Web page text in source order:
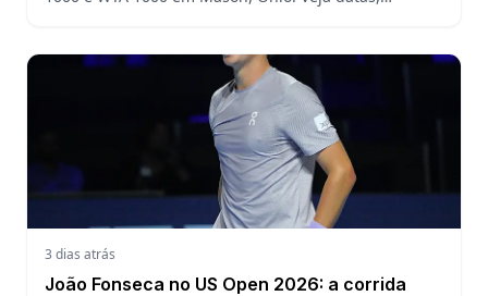
3 dias atrás
João Fonseca no US Open 2026: a corrida